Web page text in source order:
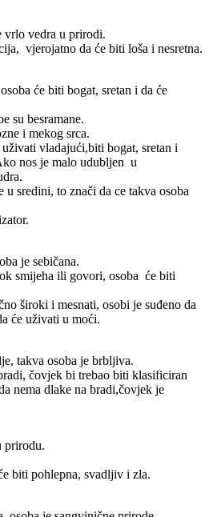
vrlo vedra u prirodi.
vjerojatno da će biti loša i nesretna.
će biti bogat, sretan i da će
su besramane.
i mekog srca.
vladajući,biti bogat, sretan i
nos je malo udubljen u
u sredini, to znači da ce takva osoba
je sebičana.
smijeha ili govori, osoba će biti
široki i mesnati, osobi je suđeno da
će uživati u moći.
takva osoba je brbljiva.
čovjek bi trebao biti klasificiran
nema dlake na bradi,čovjek je
prirodu.
biti pohlepna, svadljiv i zla.